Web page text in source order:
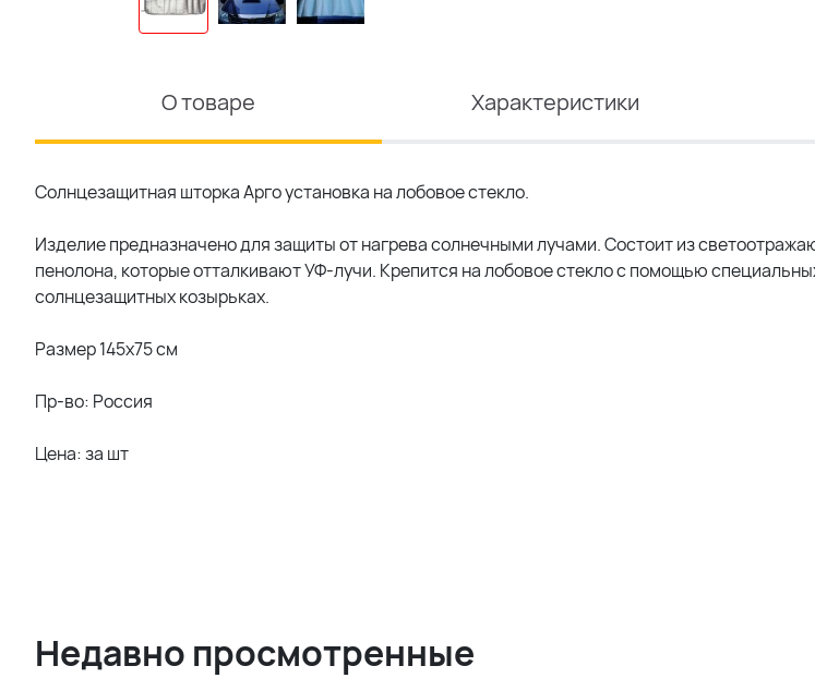
О товаре Характеристики
Солнцезащитная шторка Арго установка на лобовое стекло.
Изделие предназначено для защиты от нагрева солнечными лучами. Состоит из
пенолона, которые отталкивают УФ-лучи. Крепится на лобовое стекло с помощью
солнцезащитных козырьках.
Размер 145x75 см
Пр-во: Россия
Цена: за шт
Недавно просмотренные